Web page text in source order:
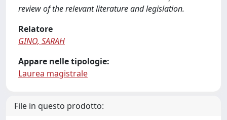
review of the relevant literature and legislation.
Relatore
GINO, SARAH
Appare nelle tipologie:
Laurea magistrale
File in questo prodotto: